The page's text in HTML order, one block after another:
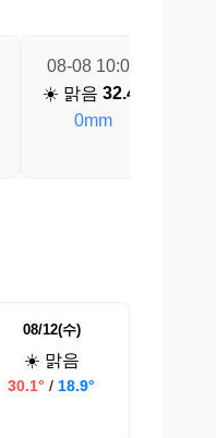
08-08 10:00
☀️ 맑음 32.4°
0mm
08/12(수)
☀️ 맑음
30.1° / 18.9°